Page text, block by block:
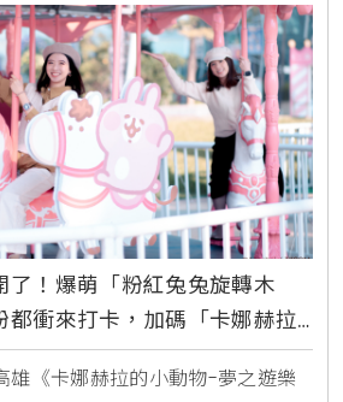
了！爆萌「粉紅兔兔旋轉木
都衝來打卡，加碼「卡娜赫拉
步看
雄《卡娜赫拉的小動物-夢之遊樂